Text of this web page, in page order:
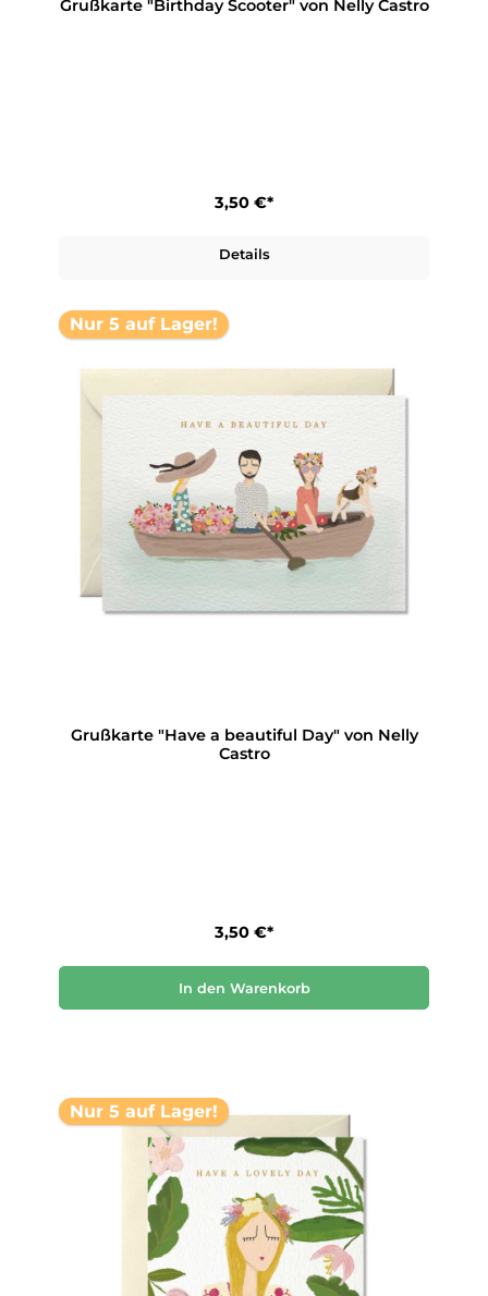
Grußkarte "Birthday Scooter" von Nelly Castro
3,50 €*
Details
Nur 5 auf Lager!
Grußkarte "Have a beautiful Day" von Nelly
Castro
3,50 €*
In den Warenkorb
Nur 5 auf Lager!